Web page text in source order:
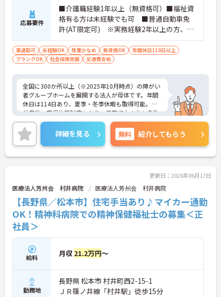
応募要件
■介護職経験1年以上（無資格可）■福祉資
格有る方は未経験でも可 ■普通自動車免
許(AT限定可) ※実務経験2年以上の方、障
がい者福祉に関する経験をお持ちの方大歓
迎
車通勤可 未経験OK 残業少なめ 無資格OK
年間休日110日以上
ブランクOK
社会保険完備 交通費支給
全国に300か所以上（※2025年10月時点）の障がい
者グループホームを展開する法人が母体です。年間
休日は114日あり、夏季・冬季休暇も取得可能。産
前産後・育児休暇制度もあり、子育て中の方も多数
活躍中で、ワークライフバランスを大切にしながら
働ける環境が整っています。研修制度や外部勉強会
の受講支援もあり、スキルアップもしっかりサポー
ト。将来的には管理者やエリアマネージャーへのキ
ャリアアップも目指せます。20代から60代まで幅広
の職場です。介護経験を活かしたい方、福祉の資格
をお持ちの方、安定した法人でキャリアを築きたい
方におすすめです。
★おすすめPOINT★
・生活支援員からスタートし、サービス管理責任者
やエリアマネージャーへと続く明確なステップアッ
プの道筋が用意されています。急成長中の企業であ
るためポストも豊富にあり、専門性を高めながらマ
ネジメント職への挑戦も視野に入れていただけま
す。
・年間休日114日、残業月平均10時間程度という就
業環境に加え、産前産後休暇や育児休暇制度がしっ
かりと整備されています。オンとオフの切り替えを
詳細を見る 無料 紹介してもらう
更新日：2026年06月17日
医療法人芳州会 村井病院 医療法人芳州会 村井病院
【長野県／松本市】住宅手当あり♪マイカー通勤
OK！精神科病院での精神保健福祉士の募集＜正
社員＞
給料 月収 21.2万円～
勤務地
長野県 松本市 村井町西2-15-1
ＪＲ篠ノ井線「村井駅」徒歩15分